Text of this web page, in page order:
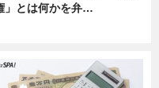
」とは何かを弁…